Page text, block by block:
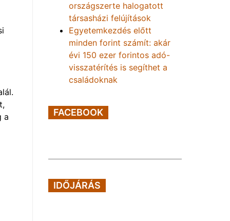
a
országszerte halogatott
társasházi felújítások
Egyetemkezdés előtt
minden forint számít: akár
évi 150 ezer forintos adó-
visszatérítés is segíthet a
családoknak
FACEBOOK
IDŐJÁRÁS